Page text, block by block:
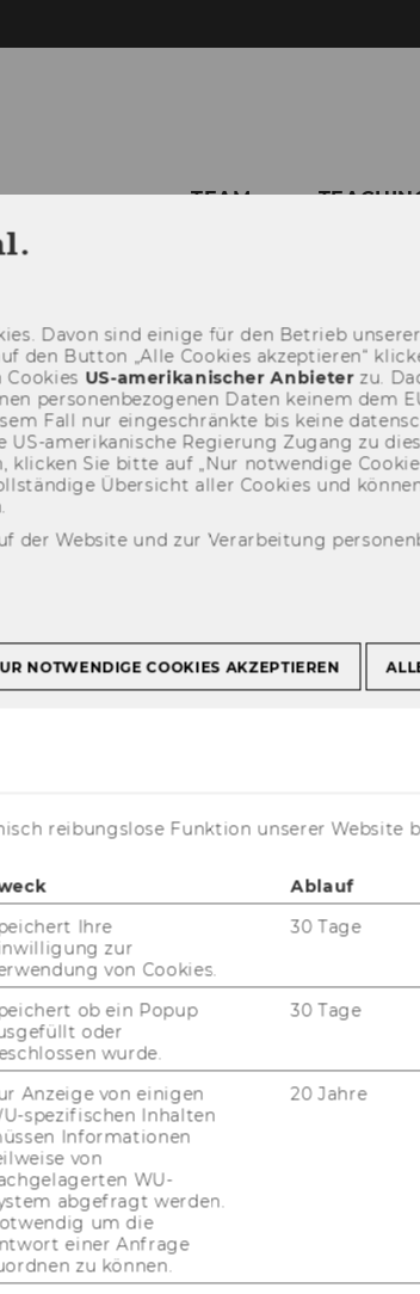
TEAM
Englisch verfügbar.
Davon sind ei­ni­ge für den Be­trieb
den But­ton „Alle Coo­kies ak­zep­tie­ren“
US-​amerikanischer An­bie­terzu.
per­so­nen­be­zo­ge­nen Daten kei­nem dem
Fall nur ein­ge­schränk­te bis keine
US-​amerikanische Re­gie­rung Zu­gang zu
kli­cken Sie bitte auf „Nur not­wen­di­ge
Über­sicht aller Coo­kies und
der Website und zur Verarbeitung
NOTWENDIGE COOKIES AKZEPTIEREN
reibungslose Funktion unserer Website
Ablauf
Ihre
zur
von Cookies.
30 Tage
ob ein Popup
oder
wurde.
30 Tage
Anzeige von einigen
spezifischen Inhalten
Informationen
von
WU-
abgefragt werden.
um die
einer Anfrage
zu können.
20 Jahre